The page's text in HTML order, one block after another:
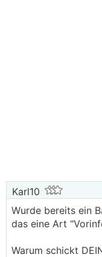
Karl10
Wurde bereits ein
das eine Art
Warum schickt